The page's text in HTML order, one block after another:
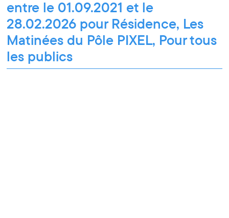
entre le 01.09.2021 et le
28.02.2026 pour Résidence, Les
Matinées du Pôle PIXEL, Pour tous
les publics